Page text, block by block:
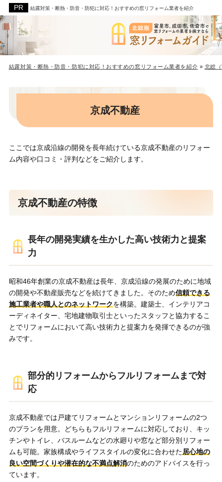
結露対策・断熱・防音・防犯に対応！おすすめの窓リフォーム業者を紹介
結露対策・断熱・防音・防犯に対応！おすすめの窓リフォーム業者を紹介 » 北総
京成不動産
ここでは京成沿線の開発を長年続けている京成不動産のリフォー
ム内容や口コミ・評判などをご紹介します。
京成不動産の特徴
長年の開発実績を生かした高い技術力と提案
力
昭和46年創業の京成不動産は長年、京成沿線の発展のために地域
の開発や不動産販売などを続けてきました。そのため信頼できる
施工業者や職人とのネットワークを構築。建築士、インテリアコ
ーディネイター、宅地建物取引士といったスタッフと協力するこ
とでリフォームにおいて高い技術力と提案力を発揮できるのが強
みです。
部分的リフォームからフルリフォームまで対
応
京成不動産では戸建てリフォームとマンションリフォームの2つ
のプランを用意。どちらもフルリフォームに対応しており、キッ
チンやトイレ、バスルームなどの水廻りや窓など部分別リフォー
ムも可能。家族構成やライフスタイルの変化に合わせた居心地の
良い空間づくりや潜在的な不満点解消のためのアドバイスを行っ
ています。